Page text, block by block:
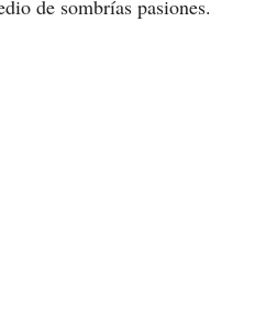
de sombrías pasiones.